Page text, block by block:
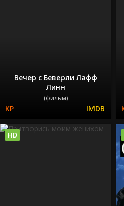
Вечер с Беверли Лафф
Линн
(фильм)
HD